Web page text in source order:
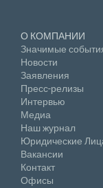
О КОМПАНИИ
Значимые
Новости
Заявления
Пресс-релизы
Интервью
Медиа
Наш журнал
Юридические
Вакансии
Контакт
Офисы